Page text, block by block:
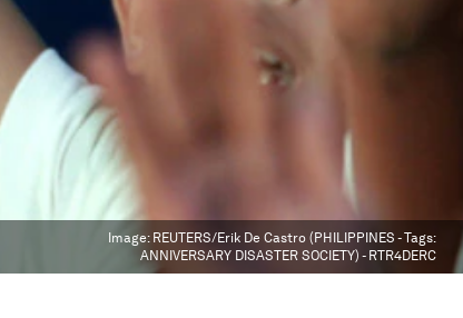
Image: REUTERS/Erik De Castro (PHILIPPINES - Tags:
ANNIVERSARY DISASTER SOCIETY) - RTR4DERC